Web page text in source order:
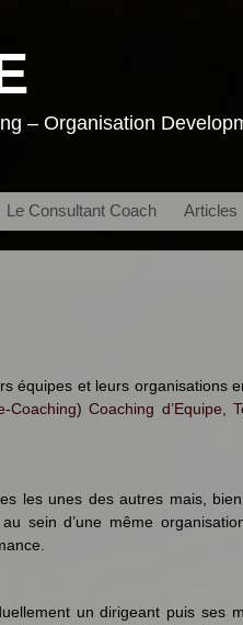
– Organisation
Le Consultant Coach Articles
équipes et leurs organisations
Coaching)Coaching d’Equipe ,
les unes des autres mais,
sein d’une même
un dirigeant puis ses